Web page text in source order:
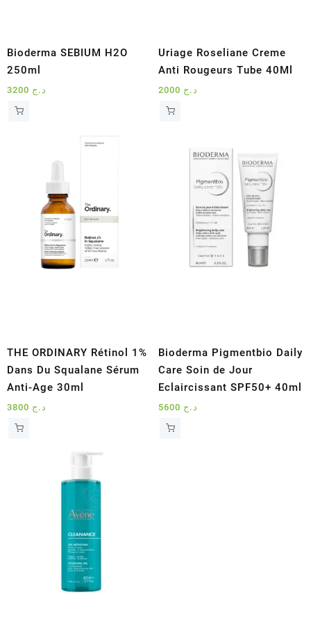
Bioderma SEBIUM H2O
250ml
د.ج
Uriage Roseliane Creme
Anti Rougeurs Tube 40Ml
د.ج
THE ORDINARY Rétinol 1%
Dans Du Squalane Sérum
Anti-Age 30ml
د.ج
Bioderma Pigmentbio Daily
Care Soin de Jour
Eclaircissant SPF50+ 40ml
د.ج